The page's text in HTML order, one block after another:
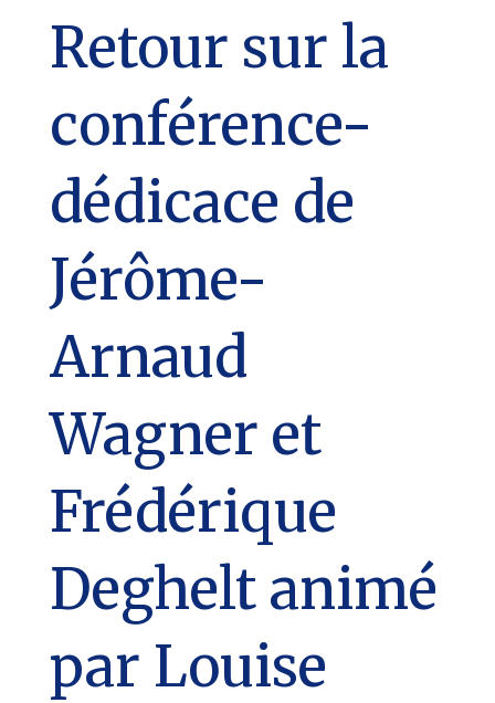
Retour sur la
conférence-
dédicace de
Jérôme-
Arnaud
Wagner et
Frédérique
Deghelt animé
par Louise